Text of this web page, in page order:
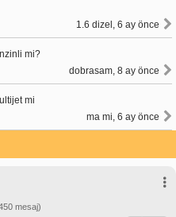
1.6 dizel, 6 ay önce
mi?
dobrasam, 8 ay önce
mi
ma mi, 6 ay önce
mesaj)